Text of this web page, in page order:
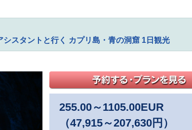
シスタントと行く カプリ島・青の洞窟 1日観光
255.00～ 1105.00EUR
（47,915～207,630円）